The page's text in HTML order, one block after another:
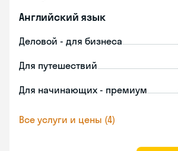
Английский язык
Деловой - для бизнеса
Для путешествий
Для начинающих - премиум
Все услуги и цены (4)